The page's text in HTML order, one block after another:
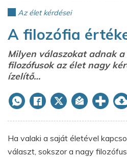
Az élet kérdései
A filozófia
Milyen válaszokat adnak
filozófusok az élet nagy
ízelítő…
Ha valaki a saját életével
választ, sokszor a nagy